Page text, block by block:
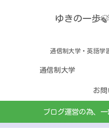
ゆきの一歩
通信制大学・英語学
通信制大学
お問
ブログ運営の為、一